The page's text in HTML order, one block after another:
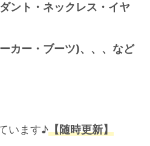
芸能人】
ント・ネックレス・イヤ
カー・ブーツ)、、、など
います♪【随時更新】